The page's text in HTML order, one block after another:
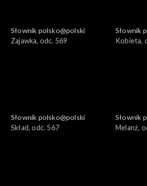
Słownik polsko@polski
Zajawka, odc. 569
Słownik
Kobieta,
Słownik polsko@polski
Skład, odc. 567
Słownik
Melanż,